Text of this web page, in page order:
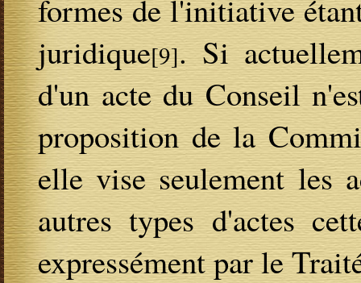
formes de l'initiative
juridique[9]. Si
d'un acte du Conseil
proposition de la
elle vise seulement les
autres types d'actes
expressément par le